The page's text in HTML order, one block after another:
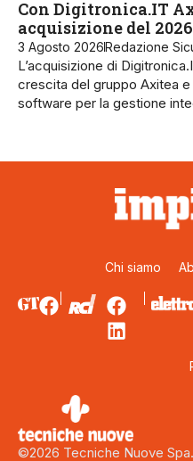
Con Digitronica.IT
acquisizione del 2026
3 Agosto 2026Redazione
L’acquisizione di
crescita del gruppo Axitea
software per la gestione
Chi siamo
©2026 Tecniche Nuove